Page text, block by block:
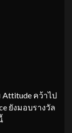
คว้าไป
ยังมอบรางวัล